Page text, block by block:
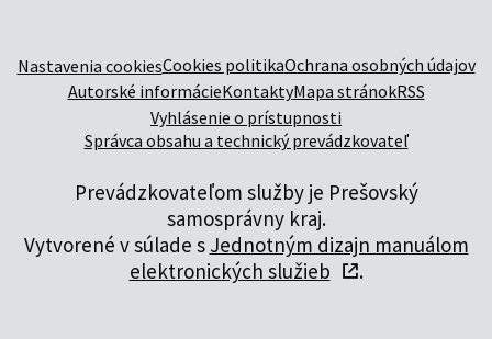
Nastavenia cookiesCookies politikaOchrana osobných údajov
Autorské informácieKontaktyMapa stránokRSS
Vyhlásenie o prístupnosti
Správca obsahu a technický prevádzkovateľ
Prevádzkovateľom služby je Prešovský
samosprávny kraj.
Vytvorené v súlade s Jednotným dizajn manuálom
elektronických služieb
.